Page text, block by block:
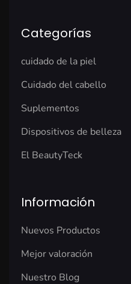
Categorías
cuidado de la piel
Cuidado del cabello
Suplementos
Dispositivos de belleza
El BeautyTeck
Información
Nuevos Productos
Mejor valoración
Nuestro Blog